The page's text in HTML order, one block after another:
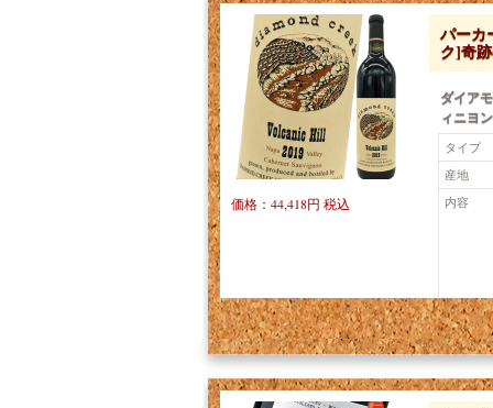
パーカ
ク]奇
ダイア
ィニヨ
タイプ
産地
内容
価格：44,418円 税込